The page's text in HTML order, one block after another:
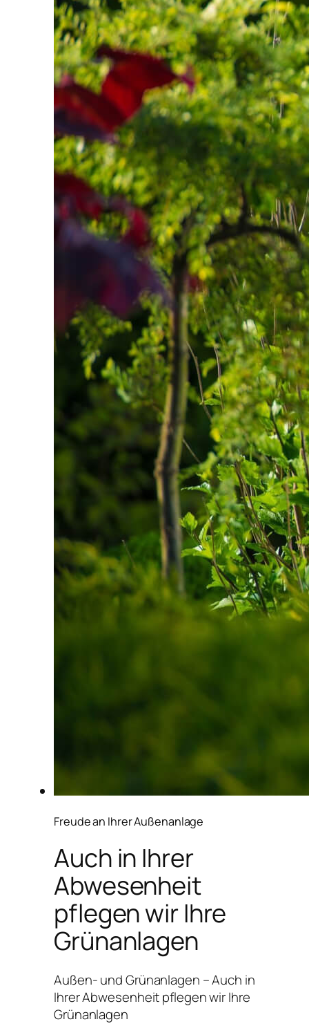
Freude an Ihrer Außenanlage
Auch in Ihrer
Abwesenheit
pflegen wir Ihre
Grünanlagen
Außen- und Grünanlagen – Auch in
Ihrer Abwesenheit pflegen wir Ihre
Grünanlagen